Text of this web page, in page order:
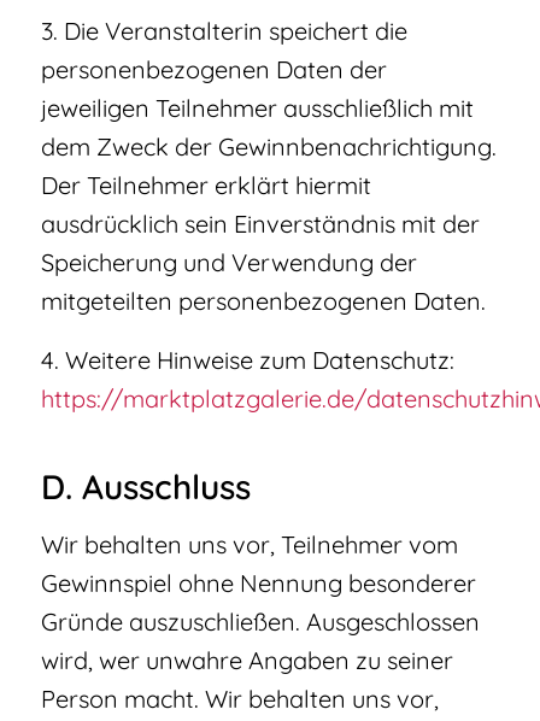
3. Die Veranstalterin speichert die
personenbezogenen Daten der
jeweiligen Teilnehmer ausschließlich mit
dem Zweck der Gewinnbenachrichtigung.
Der Teilnehmer erklärt hiermit
ausdrücklich sein Einverständnis mit der
Speicherung und Verwendung der
mitgeteilten personenbezogenen Daten.
4. Weitere Hinweise zum Datenschutz:
https://marktplatzgalerie.de/
D. Ausschluss
Wir behalten uns vor, Teilnehmer vom
Gewinnspiel ohne Nennung besonderer
Gründe auszuschließen. Ausgeschlossen
wird, wer unwahre Angaben zu seiner
Person macht. Wir behalten uns vor,